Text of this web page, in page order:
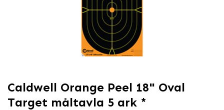
Caldwell Orange Peel 18" Oval
Target måltavla 5 ark *